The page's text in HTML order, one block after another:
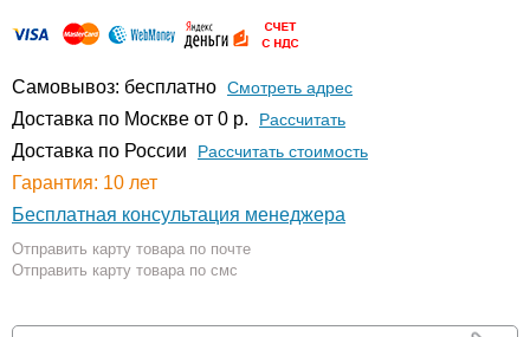
Самовывоз: бесплатно Смотреть адрес
Доставка по Москве от 0 р. Расcчитать
Доставка по России Рассчитать стоимость
Гарантия: 10 лет
Бесплатная консультация менеджера
Отправить карту товара по почте
Отправить карту товара по смс